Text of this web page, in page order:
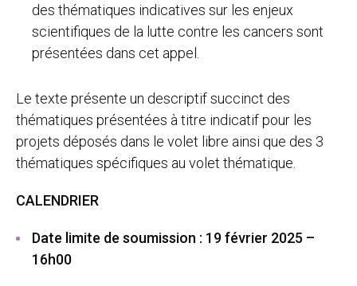
des thématiques indicatives sur les enjeux
scientifiques de la lutte contre les cancers sont
présentées dans cet appel.
Le texte présente un descriptif succinct des
thématiques présentées à titre indicatif pour les
projets déposés dans le volet libre ainsi que des 3
thématiques spécifiques au volet thématique.
CALENDRIER
Date limite de soumission : 19 février 2025 –
16h00